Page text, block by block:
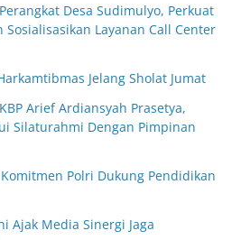
Desa Sudimulyo, Perkuat
Layanan Call Center
Jelang Sholat Jumat
Arief Ardiansyah Prasetya,
Silaturahmi Dengan Pimpinan
Polri Dukung Pendidikan
Ajak Media Sinergi Jaga